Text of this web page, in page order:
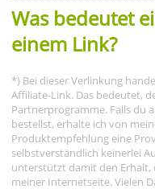
Was bedeutet
einem Link?
*) Bei dieser Verlinkung
Affiliate-Link. Das bedeutet,
Partnerprogramme. Falls du
bestellst, erhalte ich von
Produktempfehlung eine
selbstverständlich keinerlei
unterstützt damit den Erhalt,
meiner Internetseite. Vielen